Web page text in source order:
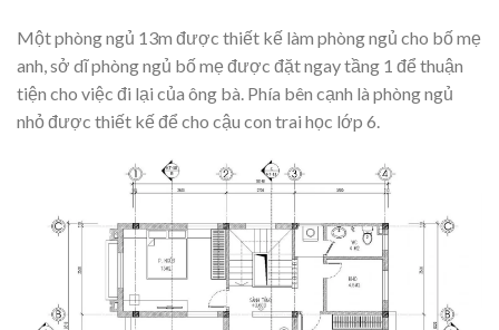
Một phòng ngủ 13m được thiết kế làm phòng ngủ cho bố mẹ
anh, sở dĩ phòng ngủ bố mẹ được đặt ngay tầng 1 để thuận
tiện cho việc đi lại của ông bà. Phía bên cạnh là phòng ngủ
nhỏ được thiết kế để cho cậu con trai học lớp 6.